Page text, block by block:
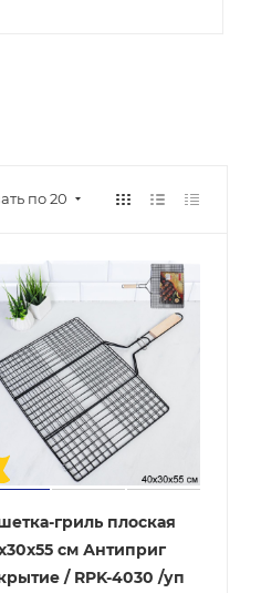
по 20
гриль плоская
см Антиприг
/ RPK-4030 /уп